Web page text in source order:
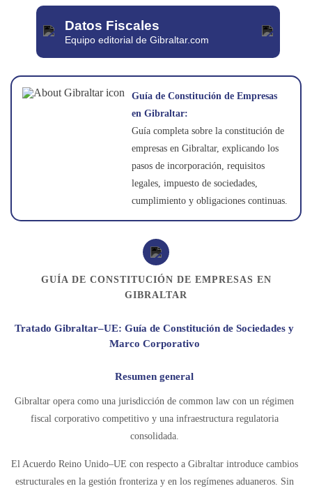
Datos Fiscales
Equipo editorial de Gibraltar.com
Guía de Constitución de Empresas
en Gibraltar:
Guía completa sobre la constitución de
empresas en Gibraltar, explicando los
pasos de incorporación, requisitos
legales, impuesto de sociedades,
cumplimiento y obligaciones continuas.
GUÍA DE CONSTITUCIÓN DE EMPRESAS EN
GIBRALTAR
Tratado Gibraltar–UE: Guía de Constitución de Sociedades y
Marco Corporativo
Resumen general
Gibraltar opera como una jurisdicción de common law con un régimen
fiscal corporativo competitivo y una infraestructura regulatoria
consolidada.
El Acuerdo Reino Unido–UE con respecto a Gibraltar introduce cambios
estructurales en la gestión fronteriza y en los regímenes aduaneros. Sin